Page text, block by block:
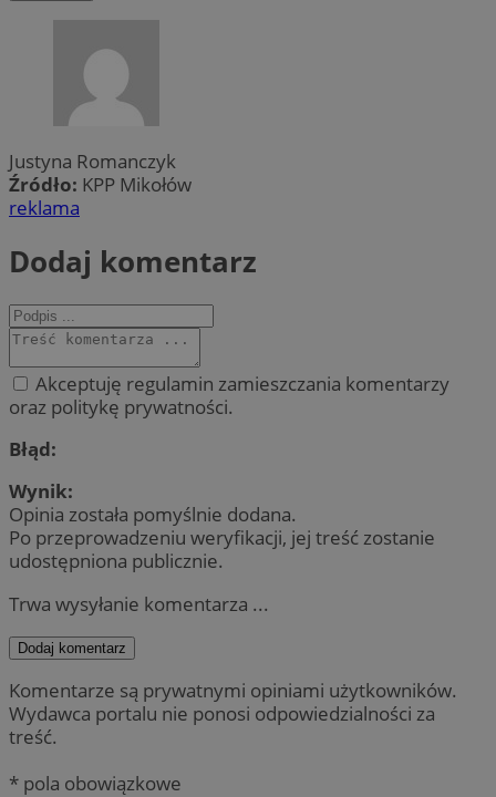
Justyna Romanczyk
Źródło: KPP Mikołów
reklama
Dodaj komentarz
Akceptuję regulamin zamieszczania komentarzy
oraz politykę prywatności.
Błąd:
Wynik:
Opinia została pomyślnie dodana.
Po przeprowadzeniu weryfikacji, jej treść zostanie
udostępniona publicznie.
Trwa wysyłanie komentarza ...
Dodaj komentarz
Komentarze są prywatnymi opiniami użytkowników.
Wydawca portalu nie ponosi odpowiedzialności za
treść.
* pola obowiązkowe